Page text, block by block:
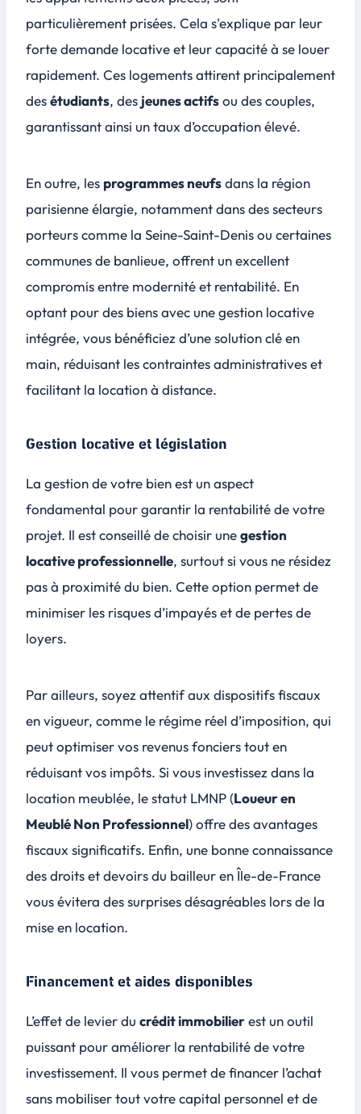
particulièrement prisées. Cela s'explique par leur
forte demande locative et leur capacité à se louer
rapidement. Ces logements attirent principalement
desétudiants, des jeunes actifsou des couples,
garantissant ainsi un taux d’occupation élevé.
En outre, les programmes neufsdans la région
parisienne élargie, notamment dans des secteurs
porteurs comme la Seine-Saint-Denis ou certaines
communes de banlieue, offrent un excellent
compromis entre modernité et rentabilité. En
optant pour des biens avec unegestion locative
intégrée, vous bénéficiez d’une solution clé en
main, réduisant les contraintes administratives et
facilitant la location à distance.
Gestion locative et législation
La gestion de votre bien est un aspect
fondamental pour garantir la rentabilité de votre
projet. Il est conseillé de choisir unegestion
locative professionnelle, surtout si vous ne résidez
pas à proximité du bien. Cette option permet de
minimiser les risques d’impayés et de pertes de
loyers.
Par ailleurs, soyez attentif aux dispositifs fiscaux
en vigueur, comme le régime réel d’imposition, qui
peut optimiser vos revenus fonciers tout en
réduisant vos impôts. Si vous investissez dans la
location meublée, le statut LMNP (Loueur en
Meublé Non Professionnel) offre des avantages
fiscaux significatifs. Enfin, une bonne connaissance
des droits et devoirs du bailleur en Île-de-France
vous évitera des surprises désagréables lors de la
mise en location.
Financement et aides disponibles
L’effet de levier du crédit immobilierest un outil
puissant pour améliorer la rentabilité de votre
investissement. Il vous permet de financer l’achat
sans mobiliser tout votre capital personnel et de